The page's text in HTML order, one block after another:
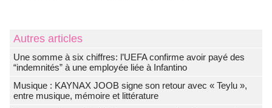
Autres articles
Une somme à six chiffres: l’UEFA confirme avoir payé des
“indemnités” à une employée liée à Infantino
Musique : KAYNAX JOOB signe son retour avec « Teylu »,
entre musique, mémoire et littérature